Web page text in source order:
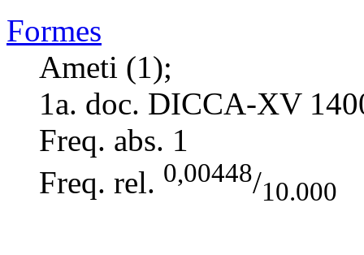
Formes
Ameti (1);
1a. doc. DICCA-XV
Freq. abs. 1
Freq. rel. 0,00448/10.000